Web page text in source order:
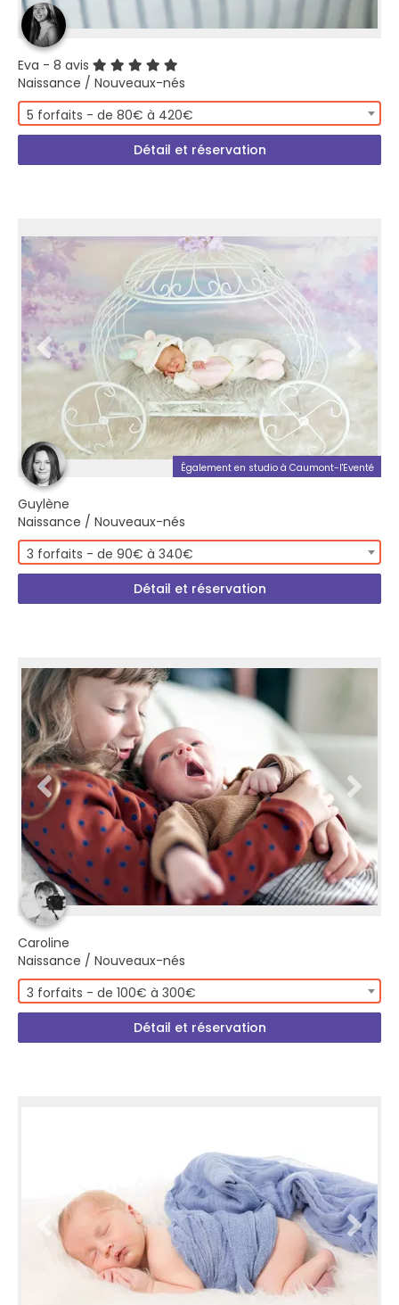
Eva - 8 avis
Naissance / Nouveaux-nés
5 forfaits - de 80€ à 420€
Détail et réservation
Également en studio à Caumont-l'Eventé
Guylène
Naissance / Nouveaux-nés
3 forfaits - de 90€ à 340€
Détail et réservation
Caroline
Naissance / Nouveaux-nés
3 forfaits - de 100€ à 300€
Détail et réservation